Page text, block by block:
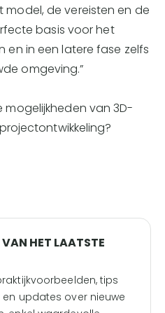
de vereisten en de
basis voor het
en in een latere fase zelfs
omgeving.”
van 3D-
HET LAATSTE
tips
updates over nieuwe